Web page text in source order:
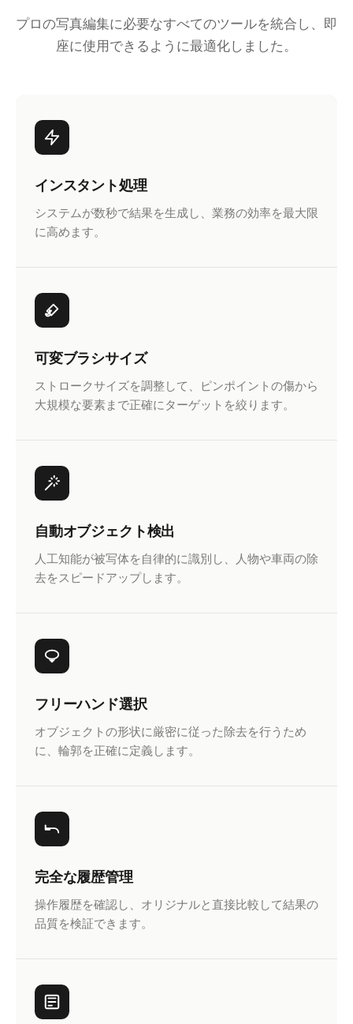
プロの写真編集に必要なすべてのツールを統合し、即
座に使用できるように最適化しました。
インスタント処理
システムが数秒で結果を生成し、業務の効率を最大限
に高めます。
可変ブラシサイズ
ストロークサイズを調整して、ピンポイントの傷から
大規模な要素まで正確にターゲットを絞ります。
自動オブジェクト検出
人工知能が被写体を自律的に識別し、人物や車両の除
去をスピードアップします。
フリーハンド選択
オブジェクトの形状に厳密に従った除去を行うため
に、輪郭を正確に定義します。
完全な履歴管理
操作履歴を確認し、オリジナルと直接比較して結果の
品質を検証できます。